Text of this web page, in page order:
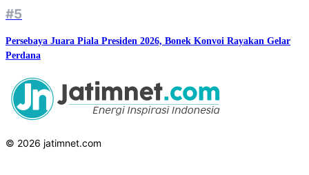
#5
Persebaya Juara Piala Presiden 2026, Bonek Konvoi Rayakan Gelar
Perdana
© 2026 jatimnet.com